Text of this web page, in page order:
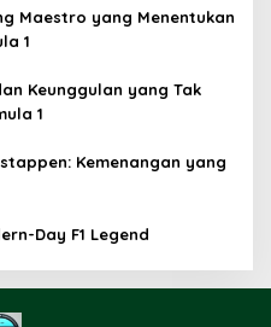
Maestro yang Menentukan
1
Keunggulan yang Tak
1
Kemenangan yang
Day F1 Legend